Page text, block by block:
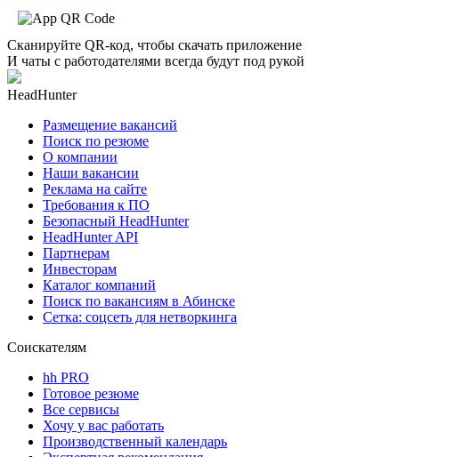
Сканируйте QR-код, чтобы скачать приложение
И чаты с работодателями всегда будут под рукой
HeadHunter
Размещение вакансий
Поиск по резюме
О компании
Наши вакансии
Реклама на сайте
Требования к ПО
Безопасный HeadHunter
HeadHunter API
Партнерам
Инвесторам
Каталог компаний
Поиск по вакансиям в Абинске
Сетка: соцсеть для нетворкинга
Соискателям
hh PRO
Готовое резюме
Все сервисы
Хочу у вас работать
Производственный календарь